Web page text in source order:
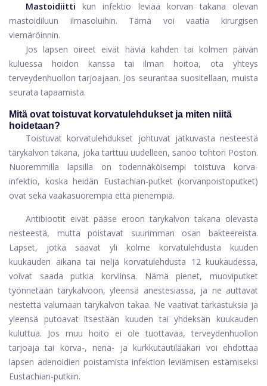
Mastoidiitti
kun infektio leviää korvan takana olevan
mastoidiluun ilmasoluihin. Tämä voi vaatia kirurgisen
viemäröinnin.
Jos lapsen oireet eivät häviä kahden tai kolmen päivän
kuluessa hoidon kanssa tai ilman hoitoa, ota yhteys
terveydenhuollon tarjoajaan. Jos seurantaa suositellaan, muista
seurata tapaamista.
Mitä ovat toistuvat korvatulehdukset ja miten niitä
hoidetaan?
Toistuvat korvatulehdukset johtuvat jatkuvasta nesteestä
tärykalvon takana, joka tarttuu uudelleen, sanoo tohtori Poston.
Nuoremmilla lapsilla on todennäköisempi toistuva korva-
infektio, koska heidän Eustachian-putket (korvanpoistoputket)
ovat sekä vaakasuorempia että pienempiä.
Antibiootit eivät pääse eroon tärykalvon takana olevasta
nesteestä, mutta poistavat suurimman osan bakteereista.
Lapset, jotka saavat yli kolme korvatulehdusta kuuden
kuukauden aikana tai neljä korvatulehdusta 12 kuukaudessa,
voivat saada putkia korviinsa. Nämä pienet, muoviputket
työnnetään tärykalvoon, yleensä anestesiassa, ja ne auttavat
nestettä valumaan tärykalvon takaa. Ne vaativat tarkastuksia ja
yleensä putoavat itsestään kuuden tai yhdeksän kuukauden
kuluttua. Jos muu hoito ei ole tuottavaa, terveydenhuollon
tarjoaja tai korva-, nenä- ja kurkkutautilääkäri voi ehdottaa
lapsen adenoidien poistamista infektion leviämisen estämiseksi
Eustachian-putkiin.